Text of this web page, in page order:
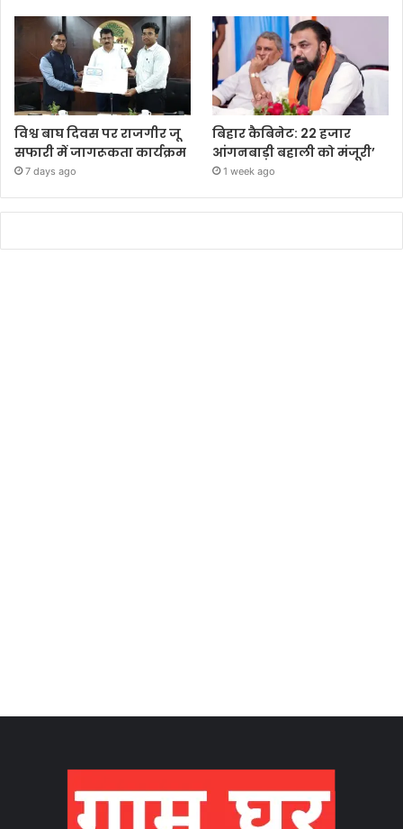
विश्व बाघ दिवस पर राजगीर जू
सफारी में जागरूकता कार्यक्रम
7 days ago
बिहार कैबिनेट: 22 हजार
आंगनबाड़ी बहाली को मंजूरी’
1 week ago